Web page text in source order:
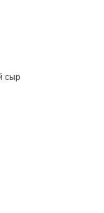
сыр